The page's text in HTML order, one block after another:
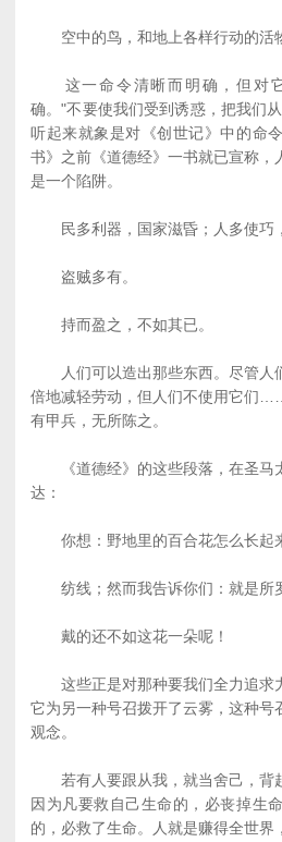
空中的鸟，和地上各样行动的活
这一命令清晰而明确，但对它
确。"不要使我们受到诱惑，把我们
听起来就象是对《创世记》中的命
书》之前《道德经》一书就已宣称，
是一个陷阱。
民多利器，国家滋昏；人多使巧
盗贼多有。
持而盈之，不如其已。
人们可以造出那些东西。尽管人
倍地减轻劳动，但人们不使用它们
有甲兵，无所陈之。
《道德经》的这些段落，在圣马
达：
你想：野地里的百合花怎么长起
纺线；然而我告诉你们：就是所
戴的还不如这花一朵呢！
这些正是对那种要我们全力追求
它为另一种号召拨开了云雾，这种号
观念。
若有人要跟从我，就当舍己，背
因为凡要救自己生命的，必丧掉生
的，必救了生命。人就是赚得全世界